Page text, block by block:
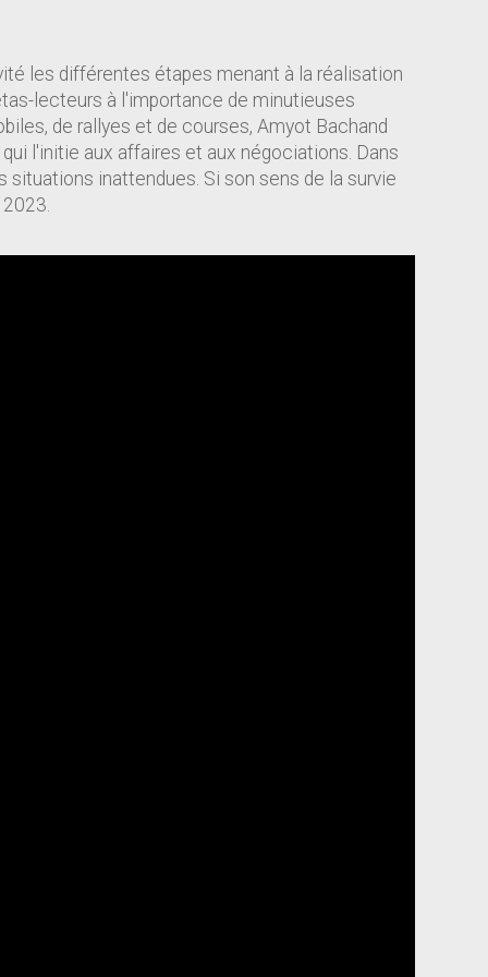
les différentes étapes menant à la réalisation
lecteurs à l'importance de minutieuses
de rallyes et de courses, Amyot Bachand
l'initie aux affaires et aux négociations. Dans
inattendues. Si son sens de la survie